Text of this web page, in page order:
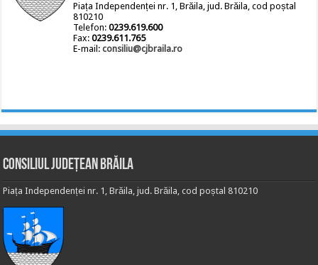
Piața Independenței nr. 1, Brăila, jud. Brăila, cod poștal
810210
Telefon:0239.619.600
Fax:0239.611.765
E-mail:consiliu@cjbraila.ro
Consiliul Județean Brăila
Piața Independenței nr. 1, Brăila, jud. Brăila, cod poștal 810210